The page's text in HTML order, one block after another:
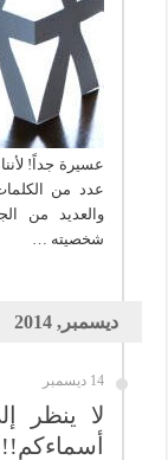
عسيرة جداً!
عدد من
والعديد من
شخصيته …
ديسمبر, 2014
14 ديسمبر
لا ينظر